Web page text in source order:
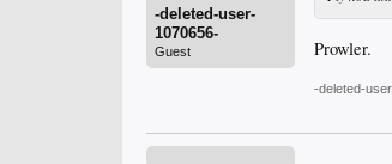
-deleted-user-
1070656-
Guest Prowler.
-deleted-